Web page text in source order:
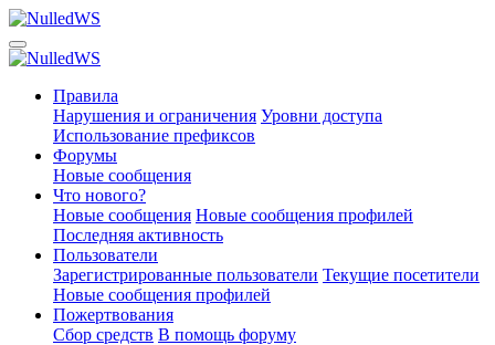
Правила
Нарушения и ограничения Уровни доступа
Использование префиксов
Форумы
Новые сообщения
Что нового?
Новые сообщения Новые сообщения профилей
Последняя активность
Пользователи
Зарегистрированные пользователи Текущие посетители
Новые сообщения профилей
Пожертвования
Сбор средств В помощь форуму